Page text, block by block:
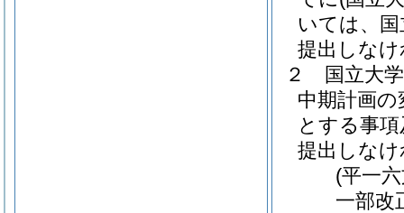
いては、
提出しな
２
国立大
中期計画
とする事
提出しな
(平一
一部改